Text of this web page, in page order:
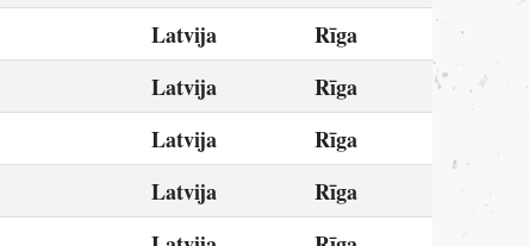
Latvija
Rīga
Latvija
Rīga
Latvija
Rīga
Latvija
Rīga